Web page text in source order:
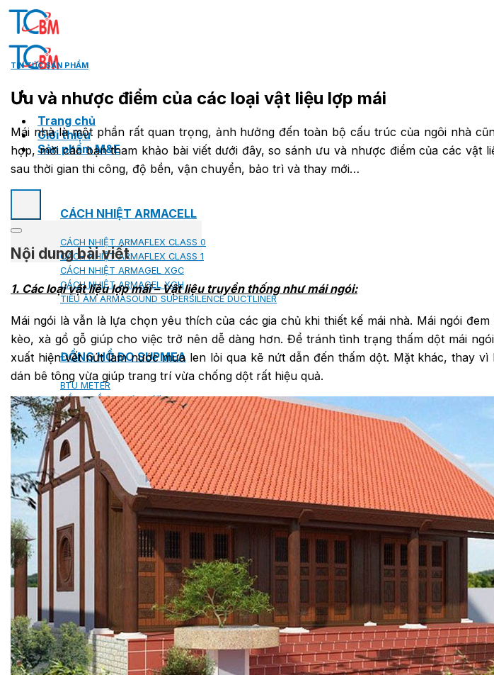
Skip
Trang chủ
Giới thiệu
Sản phẩm M&E
CÁCH NHIỆT ARMACELL
CÁCH NHIỆT ARMAFLEX CLASS 0
CÁCH NHIỆT ARMAFLEX CLASS 1
CÁCH NHIỆT ARMAGEL XGC
CÁCH NHIỆT ARMAGEL XGH
TIÊU ÂM ARMASOUND SUPERSILENCE DUCTLINER
ĐỒNG HỒ ĐO SUPMEA
BTU METER
ĐỒNG HỒ ĐO LƯU LƯỢNG LDG-SUP
CẢM BIẾN NHIỆT ĐỘ SUP-WZPK
LƯU LƯỢNG KẾ ĐIỆN TỪ LDGC-SUP
ỐNG MỀM NỐI ĐẦU PHUN SPRINKLER FLEXDROP YONG WON
SƠN CHỐNG CHÁY FLAMEBAR BW11
RON CHỐNG CHÁY
KEO ACRYLIC SEALANT
Sản phẩm Kiến trúc
TIN TỨC SẢN PHẨM
Ưu và nhược điểm của các loại vật liệu lợp mái
Mái nhà là một phần rất quan trọng, ảnh hưởng đến toàn bộ cấu trúc của ngôi nhà
hợp, mời các bạn tham khảo bài viết dưới đây, so sánh ưu và nhược điểm của các vật
sau thời gian thi công, độ bền, vận chuyển, bảo trì và thay mới…
Nội dung bài viết
1. Các loại vật liệu lợp mái – Vật liệu truyền thống như mái ngói:
Mái ngói là vẫn là lựa chọn yêu thích của các gia chủ khi thiết kế mái nhà. Mái ngói
kèo, xà gồ gỗ giúp cho việc trở nên dễ dàng hơn. Để tránh tình trạng thấm dột mái
xuất hiện vết nứt làm nước mưa len lỏi qua kẽ nứt dẫn đến thấm dột. Mặt khác, thay
dán bê tông vừa giúp trang trí vừa chống dột rất hiệu quả.